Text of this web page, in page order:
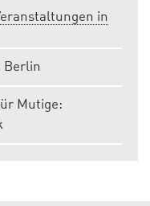
in
Berlin
Mutige: